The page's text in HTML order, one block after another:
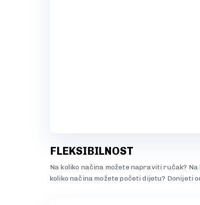
FLEKSIBILNOST
Na koliko načina možete napraviti ručak? Na
koliko načina možete početi dijetu? Donijeti